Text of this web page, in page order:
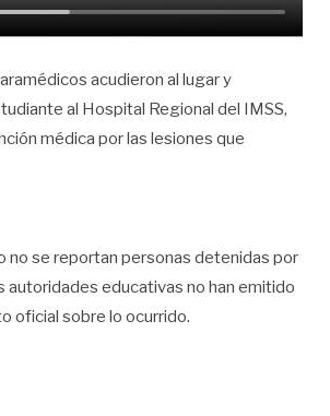
acudieron al lugar y
al Hospital Regional del IMSS,
médica por las lesiones que
no se reportan personas detenidas por
autoridades educativas no han emitido
oficial sobre lo ocurrido.